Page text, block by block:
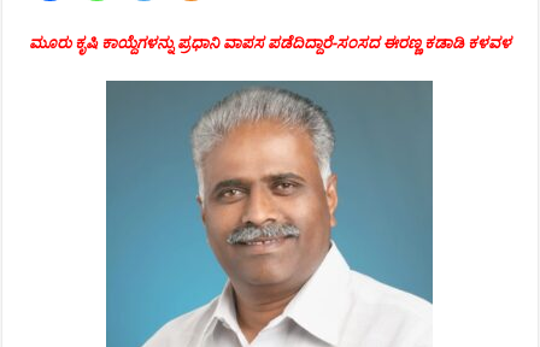
ಮೂರು ಕೃಷಿ ಕಾಯ್ದೆಗಳನ್ನು ಪ್ರಧಾನಿ ವಾಪಸ ಪಡೆದಿದ್ದಾರೆ-ಸಂಸದ ಈರಣ್ಣ ಕಡಾಡಿ ಕಳವಳ